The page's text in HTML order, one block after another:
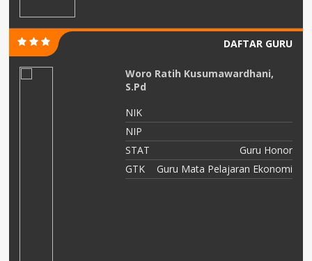
DAFTAR GURU
Woro Ratih Kusumawardhani,
S.Pd
NIK
NIP
STAT
Guru Honor
GTK
Guru Mata Pelajaran Ekonomi